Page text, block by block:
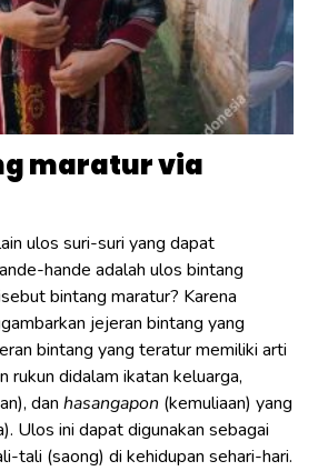
maratur via
ulos suri-suri yang dapat
hande adalah ulos bintang
bintang maratur? Karena
jejeran bintang yang
bintang yang teratur memiliki arti
rukun didalam ikatan keluarga,
danhasangapon (kemuliaan) yang
Ulos ini dapat digunakan sebagai
tali (saong) di kehidupan sehari-hari.